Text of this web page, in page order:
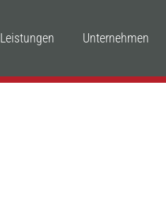
Leistungen Unternehmen